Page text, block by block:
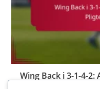
Wing Back i 3-1-4-